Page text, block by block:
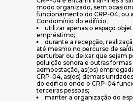
modo organizado, sem
funcionamento do CRP-04, ou
Condomínio do edifício;
utilizar apenas o espaço
empréstimo;
durante a recepção,
até mesmo no percurso de
perturbar ou deixar que sejam
poluição sonora e outras formas
admoestação, as(os)
CRP-04, as(os) demais
do edifício onde o CRP-04
terceiras pessoas;
manter a organização do